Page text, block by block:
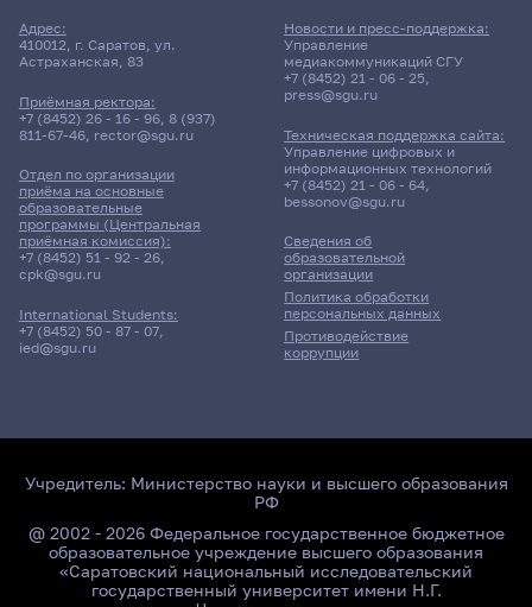
Адрес:
410012, г. Саратов, ул.
Астраханская, 83
Приёмная ректора:
+7 (8452) 26 - 16 - 96, 8 (937)
811-67-46, rector@sgu.ru
Отдел по организации
приёма на основные
образовательные
программы (Центральная
приёмная комиссия):
+7 (8452) 51 - 92 - 26,
cpk@sgu.ru
International Students:
+7 (8452) 50 - 87 - 07,
ied@sgu.ru
Сведения об
образовательной
организации
Политика обработки
персональных данных
Противодействие
коррупции
Новости и пресс-поддержка:
Управление
медиакоммуникаций СГУ
+7 (8452) 21 - 06 - 25,
press@sgu.ru
Техническая поддержка сайта:
Управление цифровых и
информационных технологий
+7 (8452) 21 - 06 - 64,
bessonov@sgu.ru
Учредитель: Министерство науки и высшего образования
РФ
@ 2002 - 2026 Федеральное государственное бюджетное
образовательное учреждение высшего образования
«Саратовский национальный исследовательский
государственный университет имени Н.Г.